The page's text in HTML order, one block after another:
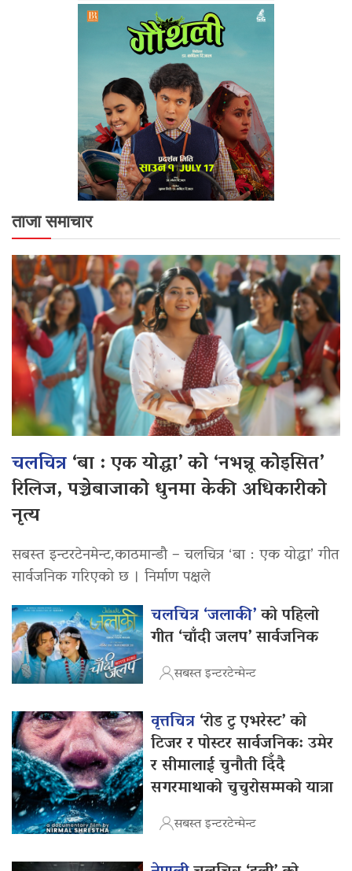
ताजा समाचार
चलचित्र‘बा : एक योद्धा’ को ‘नभन्नू कोइसित’
रिलिज, पञ्चेबाजाको धुनमा केकी अधिकारीको
नृत्य
सबस्त इन्टरटेनमेन्ट,काठमान्डौ – चलचित्र ‘बा : एक योद्धा’ गीत
सार्वजनिक गरिएको छ । निर्माण पक्षले
चलचित्र ‘जलाकी’को पहिलो
गीत ‘चाँदी जलप’ सार्वजनिक
सबस्त इन्टरटेन्मेन्ट
वृत्तचित्र‘रोड टु एभरेस्ट’ को
टिजर र पोस्टर सार्वजनिक: उमेर
र सीमालाई चुनौती दिँदै
सगरमाथाको चुचुरोसम्मको यात्रा
सबस्त इन्टरटेन्मेन्ट